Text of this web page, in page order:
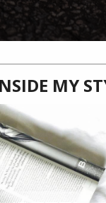
único, y con ello, la
y disfrutable.